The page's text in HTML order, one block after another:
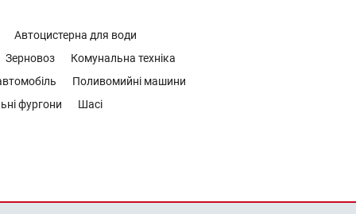
Автоцистерна для води
Зерновоз
Комунальна техніка
Поливомийні машини
фургони
Шасі